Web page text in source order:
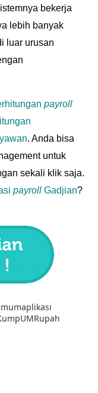
bekerja
lebih banyak
luar urusan
payroll
. Anda bisa
untuk
sekali klik saja.
payroll Gadjian?
aplikasi
umpUMRupah